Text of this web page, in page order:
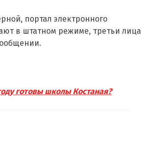
портал электронного
в штатном режиме, третьи лица
готовы школы Костаная?